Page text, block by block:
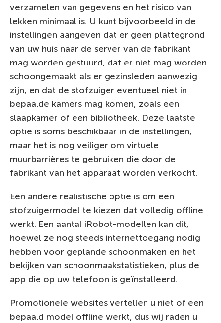
verzamelen van gegevens en het risico van
lekken minimaal is. U kunt bijvoorbeeld in de
instellingen aangeven dat er geen plattegrond
van uw huis naar de server van de fabrikant
mag worden gestuurd, dat er niet mag worden
schoongemaakt als er gezinsleden aanwezig
zijn, en dat de stofzuiger eventueel niet in
bepaalde kamers mag komen, zoals een
slaapkamer of een bibliotheek. Deze laatste
optie is soms beschikbaar in de instellingen,
maar het is nog veiliger om virtuele
muurbarrières te gebruiken die door de
fabrikant van het apparaat worden verkocht.
Een andere realistische optie is om een
stofzuigermodel te kiezen dat volledig offline
werkt. Een aantal iRobot-modellen kan dit,
hoewel ze nog steeds internettoegang nodig
hebben voor geplande schoonmaken en het
bekijken van schoonmaakstatistieken, plus de
app die op uw telefoon is geïnstalleerd.
Promotionele websites vertellen u niet of een
bepaald model offline werkt, dus wij raden u